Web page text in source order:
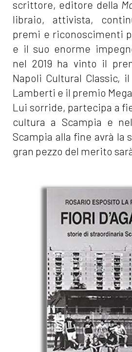
scrittore, editore della
libraio, attivista,
premi e riconoscimenti
e il suo enorme
nel 2019 ha vinto il
Napoli Cultural Classic,
Lamberti e il premio
Lui sorride, partecipa a
cultura a Scampia e
Scampia alla fine avrà la
gran pezzo del merito